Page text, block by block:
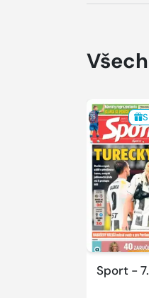
Sport -